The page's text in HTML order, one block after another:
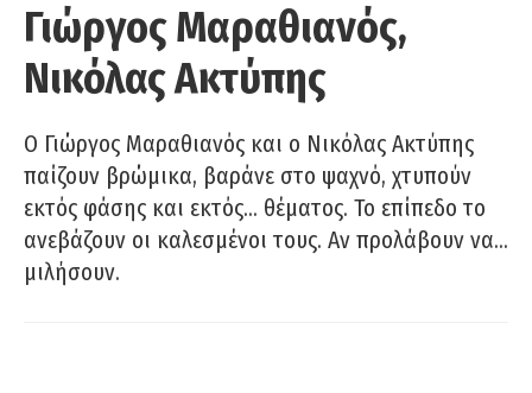
Γιώργος Μαραθιανός,
Νικόλας Ακτύπης
Ο Γιώργος Μαραθιανός και ο Νικόλας Ακτύπης
παίζουν βρώμικα, βαράνε στο ψαχνό, χτυπούν
εκτός φάσης και εκτός… θέματος. Το επίπεδο το
ανεβάζουν οι καλεσμένοι τους. Αν προλάβουν να…
μιλήσουν.